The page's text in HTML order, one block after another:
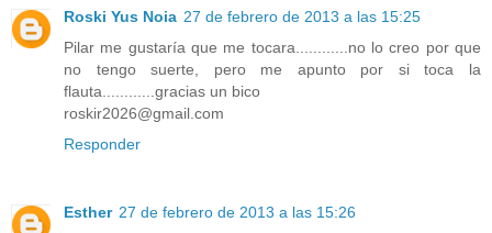
Roski Yus Noia 27 de febrero de 2013 a las 15:25
Pilar me gustaría que me tocara............no lo creo por que
no tengo suerte, pero me apunto por si toca la
flauta............gracias un bico
roskir2026@gmail.com
Responder
Esther 27 de febrero de 2013 a las 15:26